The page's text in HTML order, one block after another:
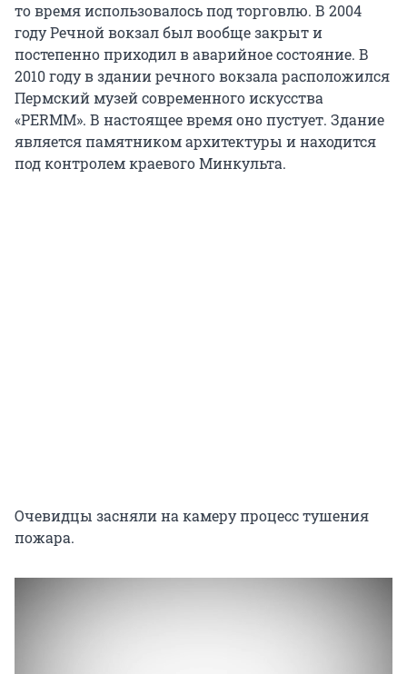
то время использовалось под торговлю. В 2004
году Речной вокзал был вообще закрыт и
постепенно приходил в аварийное состояние. В
2010 году в здании речного вокзала расположился
Пермский музей современного искусства
«PERMM». В настоящее время оно пустует. Здание
является памятником архитектуры и находится
под контролем краевого Минкульта.
Очевидцы засняли на камеру процесс тушения
пожара.